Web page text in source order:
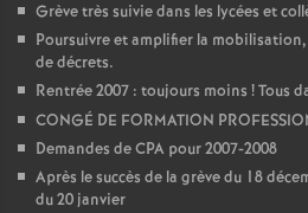
Grève très suivie dans les lycées et
Poursuivre et amplifier la
de décrets.
Rentrée 2007 : toujours moins ! Tous
CONGÉ DE FORMATION
Demandes de CPA pour 2007-2008
Après le succès de la grève du 18
du 20 janvier